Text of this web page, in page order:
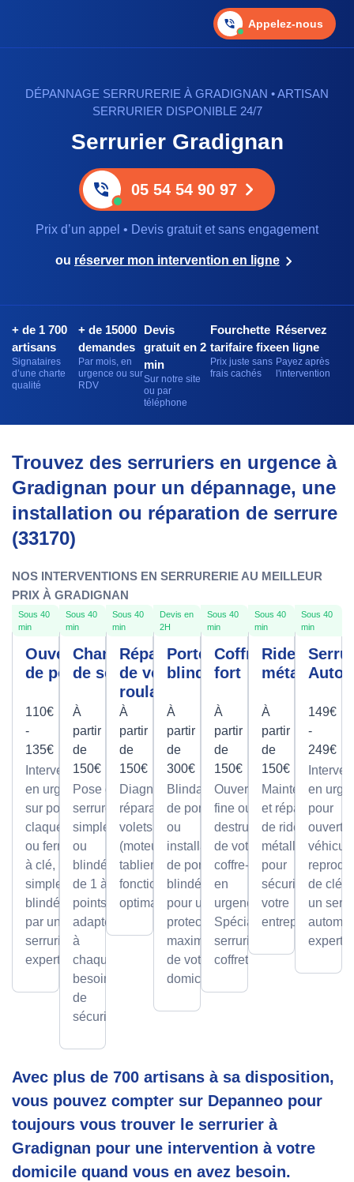
Appelez-nous
DÉPANNAGE SERRURERIE À GRADIGNAN • ARTISAN
SERRURIER DISPONIBLE 24/7
Serrurier Gradignan
05 54 54 90 97
Prix d’un appel • Devis gratuit et sans engagement
ou réserver mon intervention en ligne
+ de 1 700
artisans
Signataires
d’une charte
qualité
+ de 15000
demandes
Par mois, en
urgence ou sur
RDV
Devis
gratuit en 2
min
Sur notre site
ou par
téléphone
Fourchette
tarifaire fixe
Prix juste sans
frais cachés
Réservez
en ligne
Payez après
l'intervention
Trouvez des serruriers en urgence à
Gradignan pour un dépannage, une
installation ou réparation de serrure
(33170)
NOS INTERVENTIONS EN SERRURERIE AU MEILLEUR
PRIX À GRADIGNAN
Sous 40
min
Ouverture
de porte
110€
-
135€
Intervention
en urgence
sur portes
claquées
ou fermées
à clé,
simples ou
blindées
par un
serrurier
expert
Sous 40
min
Changement
de serrure
À
partir
de
150€
Pose de
serrures,
simples
ou
blindée
de 1 à 5
points,
adaptée
à
chaque
besoin
de
sécurité.
Sous 40
min
Réparation
de volet
roulant
À
partir
de
150€
Diagnostic et
réparation de
volets roulants
(moteur ou
tablier) pour un
fonctionnement
optimal.
Devis en
2H
Porte
blindée
À
partir
de
300€
Blindage
de porte
ou
installation
de portes
blindées
pour une
protection
maximale
de votre
domicile.
Sous 40
min
Coffre
fort
À
partir
de
150€
Ouverture
fine ou par
destruction
de votre
coffre-fort
en
urgence.
Spécialiste
serrurier
coffretier
Sous 40
min
Rideau
métallique
À
partir
de
150€
Maintenance
et réparation
de rideaux
métalliques
pour
sécuriser
votre
entreprise.
Sous 40
min
149€
-
249€
en
pour
de clé
un
expert
Avec plus de 700 artisans à sa disposition,
vous pouvez compter sur Depanneo pour
toujours vous trouver le serrurier à
Gradignan pour une intervention à votre
domicile quand vous en avez besoin.